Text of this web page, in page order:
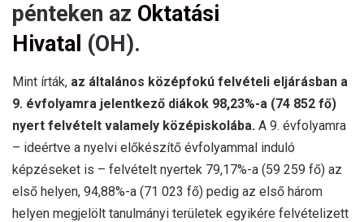
pénteken az Oktatási
Hivatal (OH).
Mint írták, az általános középfokú felvételi eljárásban a
9. évfolyamra jelentkező diákok 98,23%-a (74 852 fő)
nyert felvételt valamely középiskolába. A 9. évfolyamra
– ideértve a nyelvi előkészítő évfolyammal induló
képzéseket is – felvételt nyertek 79,17%-a (59 259 fő) az
első helyen, 94,88%-a (71 023 fő) pedig az első három
helyen megjelölt tanulmányi területek egyikére felvételizett